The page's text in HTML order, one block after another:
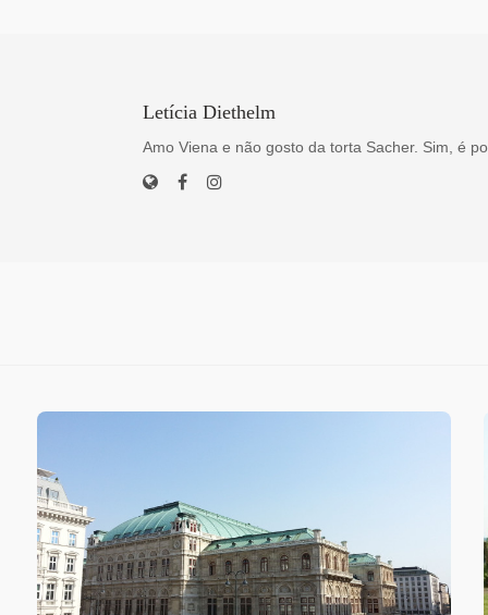
Letícia Diethelm
Amo Viena e não gosto da torta Sacher. Sim, é